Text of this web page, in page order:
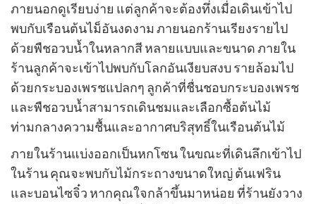
ภายนอกดูเรียบง่าย แต่ลูกค้าจะต้องทึ่งเมื่อเดินเข้าไป
พบกับเรือนต้นไม็อันงดงาม ภายนอกร้านเรียงรายไป
ด้วยพืชอวบน้ำในหลากสี หลายแบบและขนาด ภายใน
ร้านลูกค้าจะเข้าไปพบกับโลกอันเงียบสงบ รายล้อมไป
ด้วยกระบองเพรชแปลกๆ ลูกค้าที่ชื่นชอบกระบองเพรช
และพืชอวบน้ำสามารถเดินชมและเลือกซื้อต้นไม้
ท่ามกลางความชื้นและอากาศบริสุทธิ์ในเรือนต้นไม้
ภายในร้านแบ่งออกเป็นหกโซน ในขณะที่เดินลึกเข้าไป
ในร้าน คุณจะพบกับไม้กระถางขนาดใหญ่ ต้นเฟริน
และบอนไซจิ๋ว หากคุณใจกล้าขึ้นมาหน่อย ที่ร้านยังวาง